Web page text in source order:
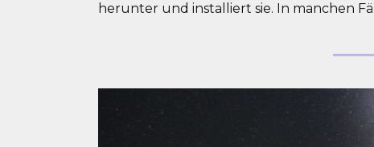
herunter und installiert sie. In manchen